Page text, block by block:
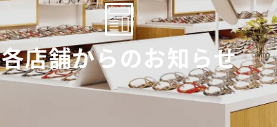
各店舗からのお知らせ